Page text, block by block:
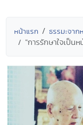
หน้าแรก ธรรมะจา
"การรักษาใจเป็น